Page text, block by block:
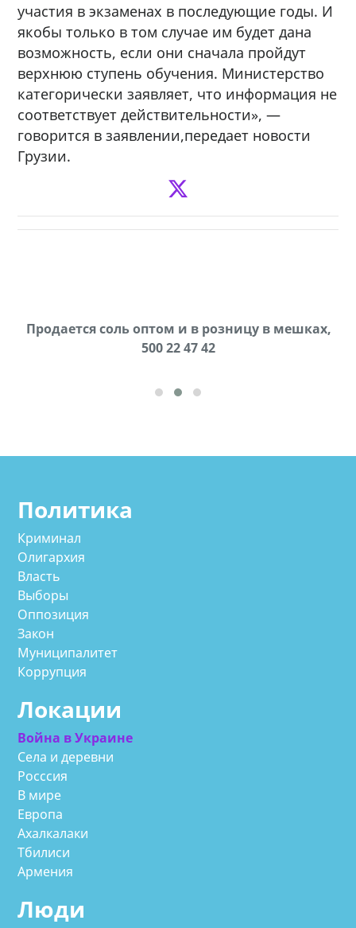
участия в экзаменах в последующие годы. И
якобы только в том случае им будет дана
возможность, если они сначала пройдут
верхнюю ступень обучения. Министерство
категорически заявляет, что информация не
соответствует действительности», —
говорится в заявлении,передает новости
Грузии.
Продается соль оптом и в розницу в мешках,
500 22 47 42
В городе Ниноцминда около фастфуда Hask
cдается в аренду дом, 571 30 57 57Whatsap/Viber
Политика
Криминал
Олигархия
Власть
Выборы
Оппозиция
Закон
Муниципалитет
Коррупция
Локации
Война в Украине
Села и деревни
Росссия
В мире
Европа
Ахалкалаки
Тбилиси
Армения
Люди